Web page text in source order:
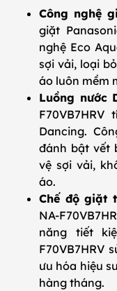
Công nghệ
giặt
nghệ Eco
sợi vải, loại
áo luôn mềm
Luồng nước
Dancing.
đánh bật vết
vệ sợi vải,
áo.
Chế độ giặt
NA-
năng tiết
F70VB7HRV
ưu hóa hiệu
hàng tháng.